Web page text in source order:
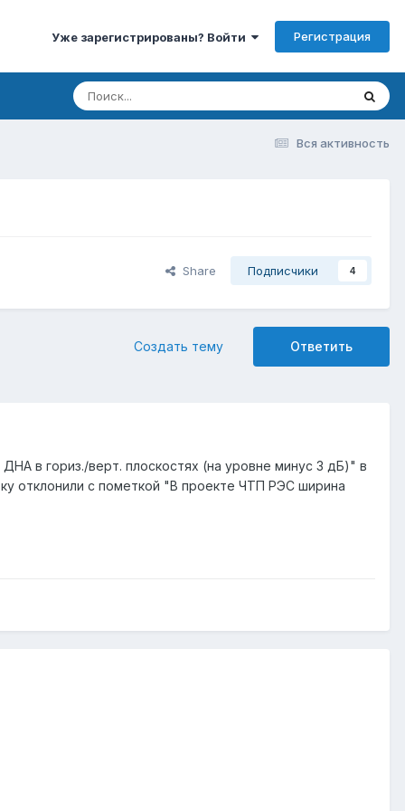
Уже зарегистрированы? Войти Регистрация
Вся активность
Share Подписчики 4
Ответить
Создать тему
в гориз./верт. плоскостях (на уровне минус 3 дБ)" в
отклонили с пометкой "В проекте ЧТП РЭС ширина